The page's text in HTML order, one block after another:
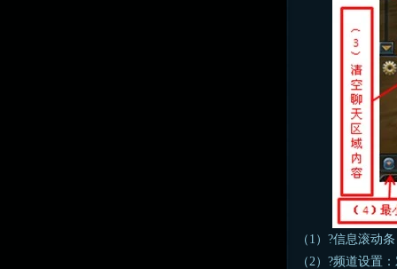
（1）?信息滚动
（2）?频道设置